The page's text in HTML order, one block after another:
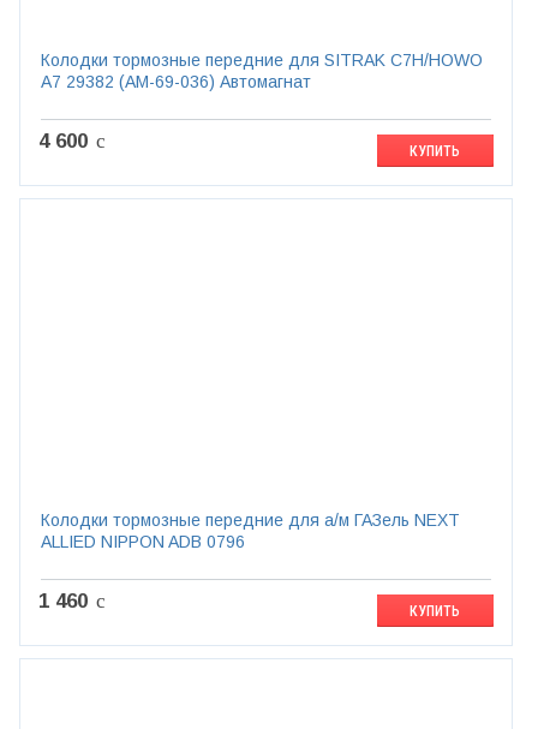
Колодки тормозные передние для SITRAK C7H/HOWO
A7 29382 (AM-69-036) Автомагнат
4 600 c КУПИТЬ
Колодки тормозные передние для а/м ГАЗель NEXT
ALLIED NIPPON ADB 0796
1 460 c КУПИТЬ